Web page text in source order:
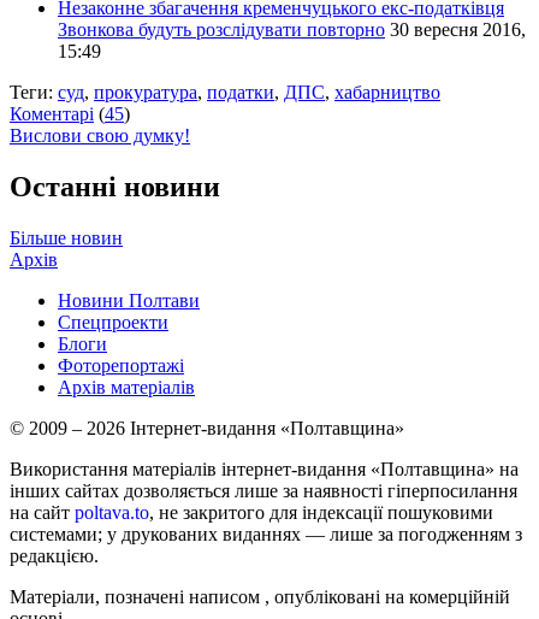
Незаконне збагачення кременчуцького екс-податківця
Звонкова будуть розслідувати повторно 30 вересня 2016,
15:49
Теги: суд, прокуратура, податки, ДПС, хабарництво
Коментарі (45)
Вислови свою думку!
Останні новини
Більше новин
Архів
Новини Полтави
Спецпроекти
Блоги
Фоторепортажі
Архів матеріалів
© 2009 – 2026 Інтернет-видання «Полтавщина»
Використання матеріалів інтернет-видання «Полтавщина» на
інших сайтах дозволяється лише за наявності гіперпосилання
на сайт poltava.to, не закритого для індексації пошуковими
системами; у друкованих виданнях — лише за погодженням з
редакцією.
Матеріали, позначені написом , опубліковані на комерційній